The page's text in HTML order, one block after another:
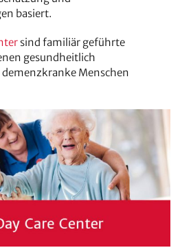
basiert.
sind familiär geführte
gesundheitlich
Menschen